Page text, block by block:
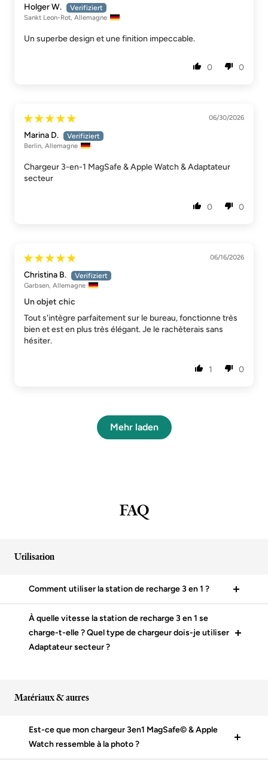
Holger W.
Sankt Leon-Rot, Allemagne
Un superbe design et une finition impeccable.
0 0
06/30/2026
Marina D.
Berlin, Allemagne
Chargeur 3-en-1 MagSafe & Apple Watch & Adaptateur
secteur
0 0
06/16/2026
Christina B.
Garbsen, Allemagne
Un objet chic
Tout s'intègre parfaitement sur le bureau, fonctionne très
bien et est en plus très élégant. Je le rachèterais sans
hésiter.
1 0
Mehr laden
FAQ
Utilisation
Comment utiliser la station de recharge 3 en 1 ?
À quelle vitesse la station de recharge 3 en 1 se
charge-t-elle ? Quel type de chargeur dois-je utiliser
Adaptateur secteur ?
Matériaux & autres
Est-ce que mon chargeur 3en1 MagSafe© & Apple
Watch ressemble à la photo ?